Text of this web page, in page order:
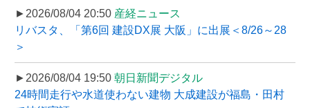
►2026/08/04 20:50 産経ニュース
リバスタ、「第6回 建設DX展 大阪」に出展＜8/26～28
＞
►2026/08/04 19:50 朝日新聞デジタル
24時間走行や水道使わない建物 大成建設が福島・田村